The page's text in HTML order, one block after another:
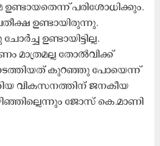
ഉണ്ടായതെന്ന് പരിശോധിക്കും.
ഉണ്ടായിരുന്നു.
ഉണ്ടായിട്ടില്ല.
മാത്രമല്ല തോൽവിക്ക്
കുറഞ്ഞു പോയെന്ന്
വികസനത്തിന്‌ ജനകീയ
ജോസ് കെ.മാണി